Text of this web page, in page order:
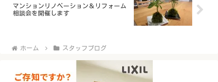
マンションリノベーション＆リフォーム
相談会を開催します
ホーム スタッフブログ